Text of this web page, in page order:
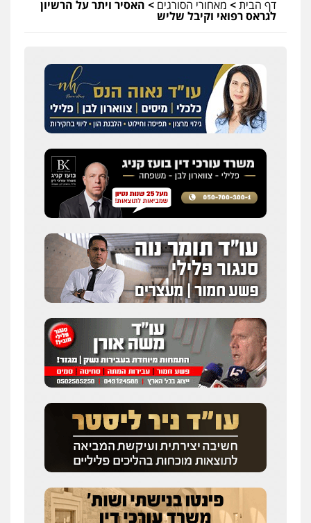
דף הבית> מאחורי הסורגים > האסיר ויתר על הרשיון
לגראס רפואי וקיבל שליש